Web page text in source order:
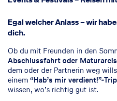
Egal welcher Anlass – wir
dich.
Ob du mit Freunden in den
Abschlussfahrt oder
dem oder der Partnerin weg
einem “Hab’s mir verdient!”-Trip
wissen, wo’s richtig gut ist.